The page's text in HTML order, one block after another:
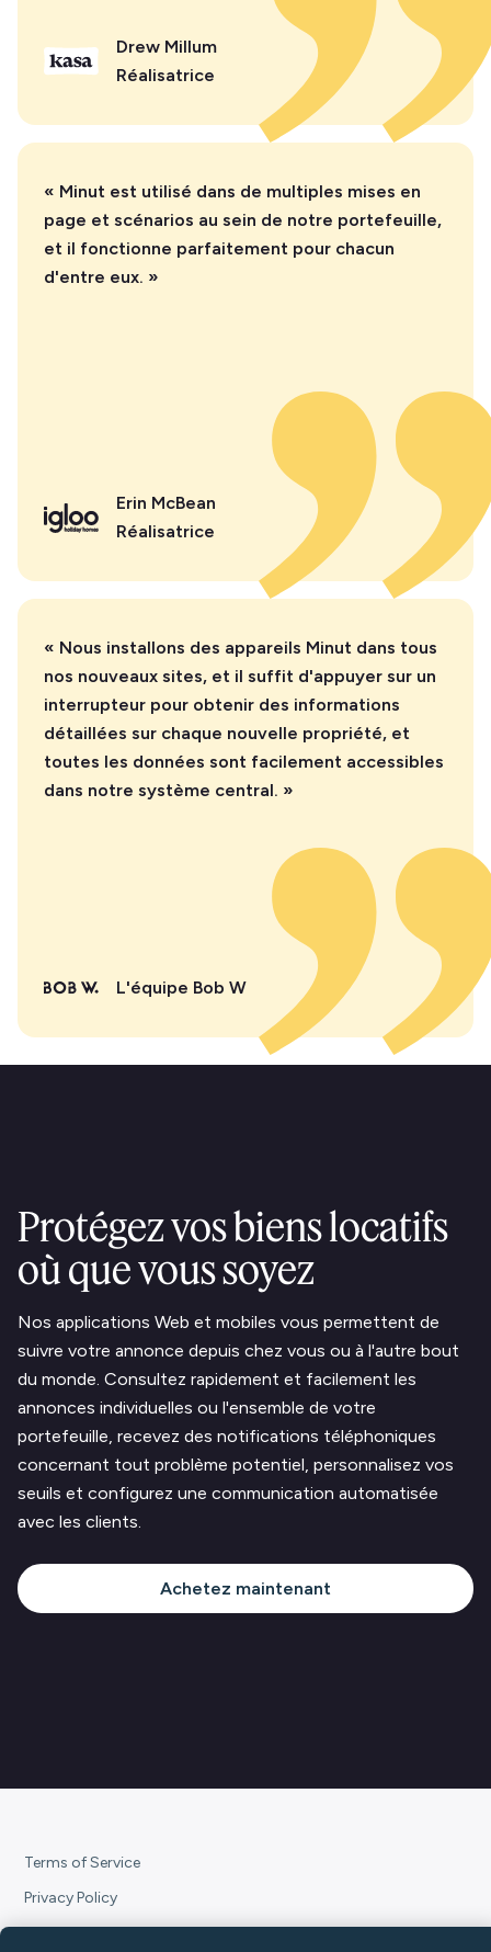
Drew Millum
Réalisatrice
« Minut est utilisé dans de multiples mises en
page et scénarios au sein de notre portefeuille,
et il fonctionne parfaitement pour chacun
d'entre eux. »
Erin McBean
Réalisatrice
« Nous installons des appareils Minut dans tous
nos nouveaux sites, et il suffit d'appuyer sur un
interrupteur pour obtenir des informations
détaillées sur chaque nouvelle propriété, et
toutes les données sont facilement accessibles
dans notre système central. »
L'équipe Bob W
Protégez vos biens locatifs
où que vous soyez
Nos applications Web et mobiles vous permettent de
suivre votre annonce depuis chez vous ou à l'autre bout
du monde. Consultez rapidement et facilement les
annonces individuelles ou l'ensemble de votre
portefeuille, recevez des notifications téléphoniques
concernant tout problème potentiel, personnalisez vos
seuils et configurez une communication automatisée
avec les clients.
Achetez maintenant
Terms of Service
Privacy Policy
Subscription Terms